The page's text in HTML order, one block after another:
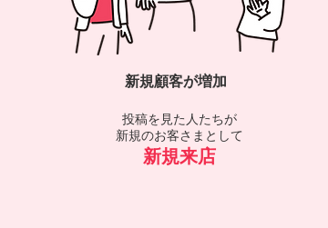
​新規顧客が増加
投稿を見た人たちが
新規のお客さまとして
新規来店